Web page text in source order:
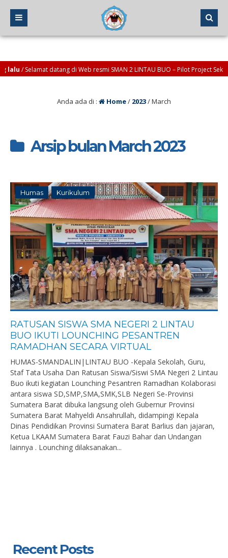
/ Selamat datang di Web resmi SMAN 2 LINTAU BUO – Pilot Project Sekolah
Anda ada di : Home/ 2023/March
Arsip bulan March 2023
Humas Kurikulum
RATUSAN SISWA SMA NEGERI 2 LINTAU
BUO IKUTI LOUNCHING PESANTREN
RAMADHAN SECARA VIRTUAL
HUMAS-SMANDALIN|LINTAU BUO -Kepala Sekolah, Guru,
Staf Tata Usaha Dan Ratusan Siswa/Siswi SMA Negeri 2 Lintau
Buo ikuti kegiatan Lounching Pesantren Ramadhan Kolaborasi
antara siswa SD,SMP,SMA,SMK,SLB Negeri Se-Provinsi
Sumatera Barat dibuka langsung oleh Gubernur Provinsi
Sumatera Barat Mahyeldi Ansahrullah, didampingi Kepala
Dinas Pendidikan Provinsi Sumatera Barat Barlius dan jajaran,
Ketua LKAAM Sumatera Barat Fauzi Bahar dan Undangan
lainnya . Lounching dilaksanakan...
Recent Posts